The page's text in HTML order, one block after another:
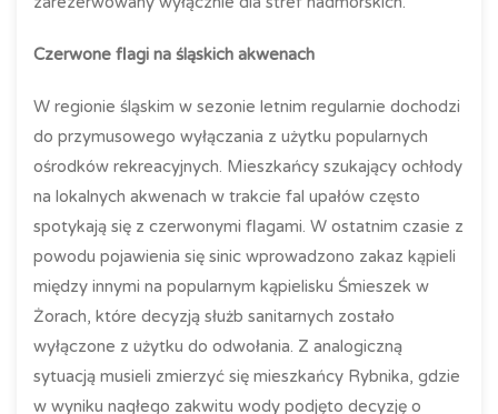
Czerwone flagi na śląskich akwenach
W regionie śląskim w sezonie letnim regularnie dochodzi
do przymusowego wyłączania z użytku popularnych
ośrodków rekreacyjnych. Mieszkańcy szukający ochłody
na lokalnych akwenach w trakcie fal upałów często
spotykają się z czerwonymi flagami. W ostatnim czasie z
powodu pojawienia się sinic wprowadzono zakaz kąpieli
między innymi na popularnym kąpielisku Śmieszek w
Żorach, które decyzją służb sanitarnych zostało
wyłączone z użytku do odwołania. Z analogiczną
sytuacją musieli zmierzyć się mieszkańcy Rybnika, gdzie
w wyniku nagłego zakwitu wody podjęto decyzję o